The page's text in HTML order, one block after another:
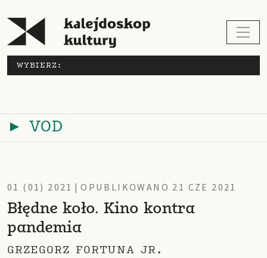
WYBIERZ:
► VOD
01 (01) 2021 | OPUBLIKOWANO 21 CZE 2021
Błędne koło. Kino kontra
pandemia
GRZEGORZ FORTUNA JR.